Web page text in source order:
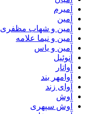
آمیرم
آمین
آمین و شهاب مظفری
آمین و نیما علامه
آمین و یاس
آنوئیل
آواتار
آوامهر بند
آوای زند
آوش
آوش سپهری